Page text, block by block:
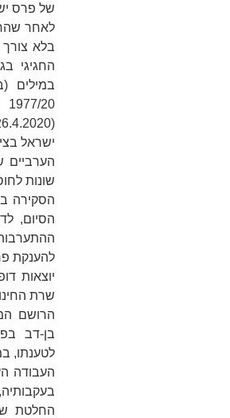
של פרס
לאחר
בלא
החגיגי
במילים
1977/20
(26.4.2020) (להלן:
ישראל
הערביים
שונות
הסקירה
הסיום,
להענקת
יוצאות
שרת
הרושם
בן-דב
לטענתו,
העבודה
החלטת